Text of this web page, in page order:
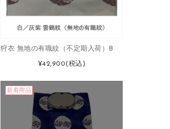
狩衣 無地の有職紋（不定期入荷）B
¥42,900(税込)
新着商品